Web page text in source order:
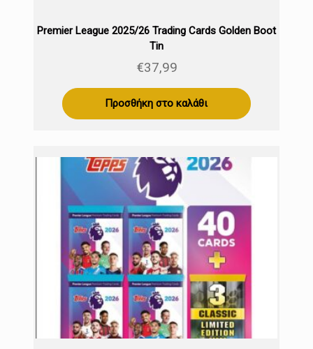
Premier League 2025/26 Trading Cards Golden Boot
Tin
€37,99
Προσθήκη στο καλάθι